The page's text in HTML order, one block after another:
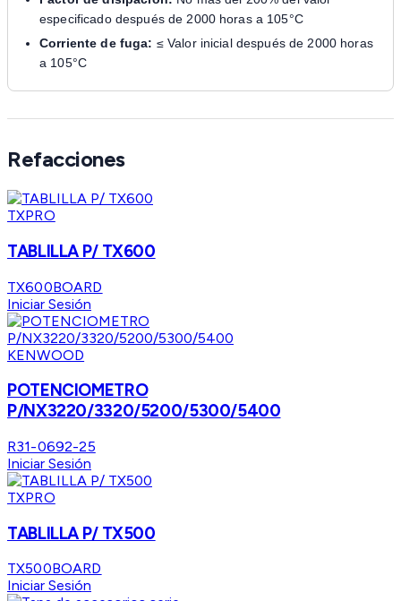
especificado después de 2000 horas a 105°C
Corriente de fuga: ≤ Valor inicial después de 2000 horas
a 105°C
Refacciones
TXPRO
TABLILLA P/ TX600
TX600BOARD
Iniciar Sesión
KENWOOD
POTENCIOMETRO
P/NX3220/3320/5200/5300/5400
R31-0692-25
Iniciar Sesión
TXPRO
TABLILLA P/ TX500
TX500BOARD
Iniciar Sesión